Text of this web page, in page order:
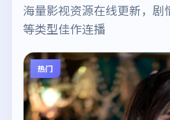
海量影视资源在线更新，剧
等类型佳作连播
热门